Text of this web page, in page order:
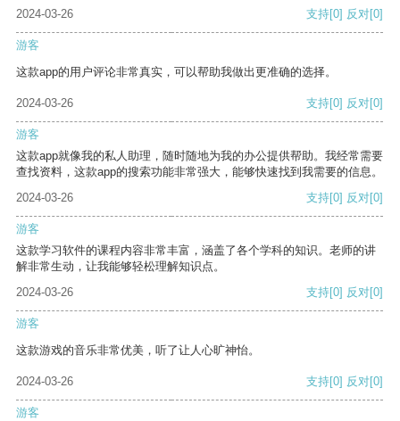
2024-03-26
支持[0] 反对[0]
游客
这款app的用户评论非常真实，可以帮助我做出更准确的选择。
2024-03-26 支持[0] 反对[0]
游客
这款app就像我的私人助理，随时随地为我的办公提供帮助。我经常需要
查找资料，这款app的搜索功能非常强大，能够快速找到我需要的信息。
2024-03-26
支持[0] 反对[0]
游客
这款学习软件的课程内容非常丰富，涵盖了各个学科的知识。老师的讲
解非常生动，让我能够轻松理解知识点。
2024-03-26
支持[0] 反对[0]
游客
这款游戏的音乐非常优美，听了让人心旷神怡。
2024-03-26 支持[0] 反对[0]
游客